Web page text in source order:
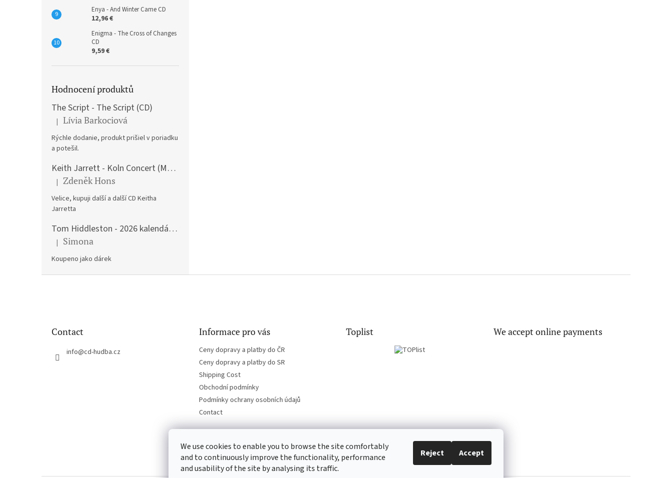
We use cookies to enable you to browse the site comfortably
and to continuously improve the functionality, performance
and usability of the site by analysing its traffic.
Reject Accept
Enya - And Winter Came CD
12,96 €
Enigma - The Cross of Changes
CD
9,59 €
Hodnocení produktů
The Script - The Script (CD)
The product rating is 5 out of 5 stars.
| Lívia Barkociová
Rýchle dodanie, produkt prišiel v poriadku
a potešil.
Keith Jarrett - Koln Concert (Music CD)
The product rating is 5 out of 5 stars.
| Zdeněk Hons
Velice, kupuji další a další CD Keitha
Jarretta
Tom Hiddleston - 2026 kalendář A3
The product rating is 5 out of 5 stars.
| Simona
Koupeno jako dárek
Contact
info@cd-hudba.cz
Informace pro vás
Ceny dopravy a platby do ČR
Ceny dopravy a platby do SR
Shipping Cost
Obchodní podmínky
Podmínky ochrany osobních údajů
Contact
Toplist We accept online payments
EN-filmy.cz CD-Soundtrack.cz